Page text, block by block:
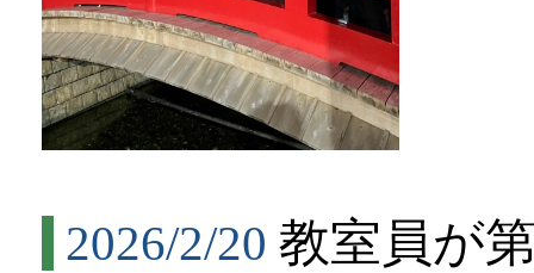
2026/2/20 教室員が